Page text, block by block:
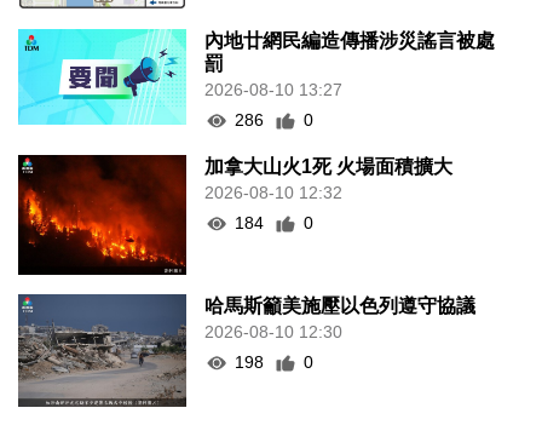
內地廿網民編造傳播涉災謠言被處
罰
2026-08-10 13:27
286
0
加拿大山火1死 火場面積擴大
2026-08-10 12:32
184
0
哈馬斯籲美施壓以色列遵守協議
2026-08-10 12:30
198
0